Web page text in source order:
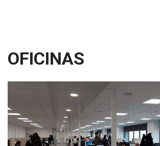
OFICINAS